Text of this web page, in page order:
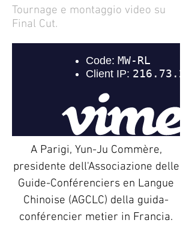
Tournage e montaggio video su
Final Cut.
A Parigi, Yun-Ju Commère,
presidente dell'Associazione delle
Guide-Conférenciers en Langue
Chinoise (AGCLC) della guida-
conférencier metier in Francia.